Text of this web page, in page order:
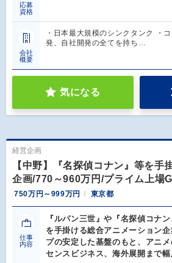
応募
資格
会社
概要
・日本最大規模のシンクタンク ・
発、自社開発の全てを持ち…
気になる
経営企画
【中野】『名探偵コナン』等を手
企画/770～960万円/プライム上場G
750万円～999万円 東京都
仕事
内容
『ルパン三世』や『名探偵コナ
を手掛ける総合アニメーション
プの安定した基盤のもと、アニ
センスビジネス、海外展開まで幅